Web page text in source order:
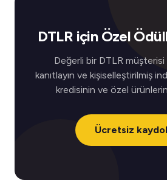
DTLR için Özel
Değerli bir DTLR
kanıtlayın ve kişiselleştirilmiş
kredisinin ve özel ürünlerin
Ücretsiz kaydol